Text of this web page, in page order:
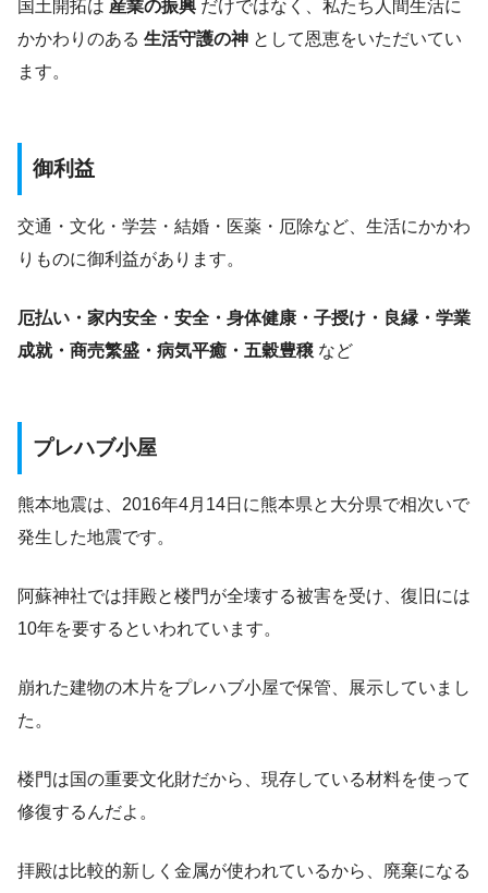
国土開拓は 産業の振興 だけではなく、私たち人間生活に
かかわりのある 生活守護の神 として恩恵をいただいてい
ます。
御利益
交通・文化・学芸・結婚・医薬・厄除など、生活にかかわ
りものに御利益があります。
厄払い・家内安全・安全・身体健康・子授け・良縁・学業
成就・商売繁盛・病気平癒・五穀豊穣 など
プレハブ小屋
熊本地震は、2016年4月14日に熊本県と大分県で相次いで
発生した地震です。
阿蘇神社では拝殿と楼門が全壊する被害を受け、復旧には
10年を要するといわれています。
崩れた建物の木片をプレハブ小屋で保管、展示していまし
た。
楼門は国の重要文化財だから、現存している材料を使って
修復するんだよ。
拝殿は比較的新しく金属が使われているから、廃棄になる